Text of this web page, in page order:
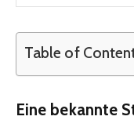
Table of
Eine bekannte